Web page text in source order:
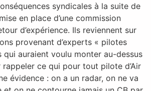
syndicales à la suite de
en place d’une commission
d’expérience. Ils reviennent sur
provenant d’experts « pilotes
qui auraient voulu monter au-dessus
ce qui pour tout pilote d’Air
évidence : on a un radar, on ne va